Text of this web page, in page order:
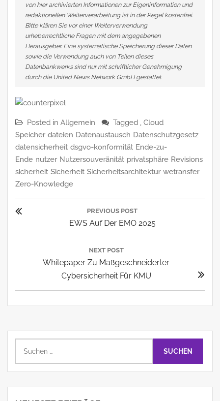
von hier archivierten Informationen zur Eigeninformation und
redaktionellen Weiterverarbeitung ist in der Regel kostenfrei.
Bitte klären Sie vor einer Weiterverwendung
urheberrechtliche Fragen mit dem angegebenen
Herausgeber. Eine systematische Speicherung dieser Daten
sowie die Verwendung auch von Teilen dieses
Datenbankwerks sind nur mit schriftlicher Genehmigung
durch die United News Network GmbH gestattet.
Posted in Allgemein Tagged , Cloud
Speicher dateien Datenaustausch Datenschutzgesetz
datensicherheit dsgvo-konformität Ende-zu-
Ende nutzer Nutzersouveränität privatsphäre Revisions
sicherheit Sicherheit Sicherheitsarchitektur wetransfer
Zero-Knowledge
PREVIOUS POST
Previous
EWS Auf Der EMO 2025
NEXT POST
Next
Whitepaper Zu Maßgeschneiderter
Cybersicherheit Für KMU
nach: